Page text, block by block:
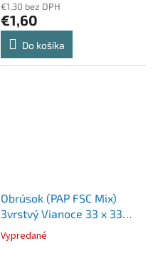
€1,30 bez DPH
€1,60
Do košíka
Obrúsok (PAP FSC Mix)
3vrstvý Vianoce 33 x 33
cm [20 ks]
Vypredané